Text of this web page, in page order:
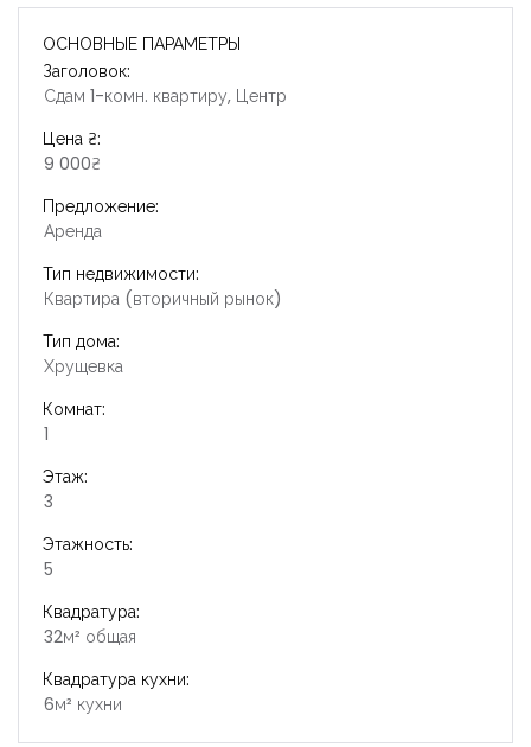
ОСНОВНЫЕ ПАРАМЕТРЫ
Заголовок:
Сдам 1-комн. квартиру, Центр
Цена ₴:
9 000₴
Предложение:
Аренда
Тип недвижимости:
Квартира (вторичный рынок)
Тип дома:
Хрущевка
Комнат:
1
Этаж:
3
Этажность:
5
Квадратура:
32м² общая
Квадратура кухни:
6м² кухни